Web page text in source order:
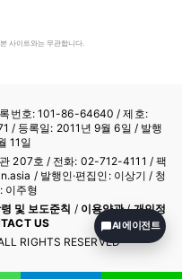
사이트와는 무관합니다.
번호: 101-86-64640 / 제호:
/ 등록일: 2011년 9월 6일 / 발행
11일
207호 / 전화: 02-712-4111 / 팩
/ 발행인·편집인: 이상기 / 청
이주형
및 보도준칙 / 이용약관/개인정
US
RIGHTS RESERVED
AI 에이전트